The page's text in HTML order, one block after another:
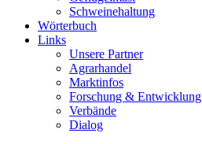
Schweinehaltung
Wörterbuch
Links
Unsere Partner
Agrarhandel
Marktinfos
Forschung & Entwicklung
Verbände
Dialog